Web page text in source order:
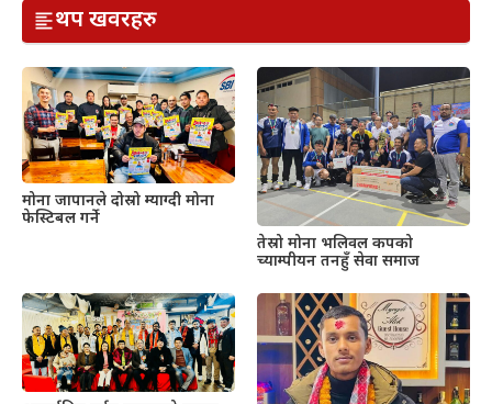
थप खवरहरु
मोना जापानले दोस्रो म्याग्दी मोना
फेस्टिबल गर्ने
तेस्रो मोना भलिवल कपको
च्याम्पीयन तनहुँ सेवा समाज